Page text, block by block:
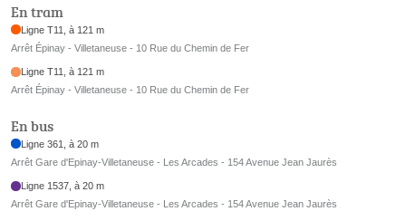
En tram
Ligne T11, à 121 m
Arrêt Épinay - Villetaneuse - 10 Rue du Chemin de Fer
Ligne T11, à 121 m
Arrêt Épinay - Villetaneuse - 10 Rue du Chemin de Fer
En bus
Ligne 361, à 20 m
Arrêt Gare d'Epinay-Villetaneuse - Les Arcades - 154 Avenue Jean Jaurès
Ligne 1537, à 20 m
Arrêt Gare d'Epinay-Villetaneuse - Les Arcades - 154 Avenue Jean Jaurès